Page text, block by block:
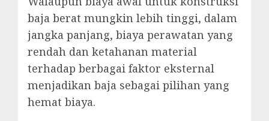
baja berat mungkin lebih tinggi, dalam
jangka panjang, biaya perawatan yang
rendah dan ketahanan material
terhadap berbagai faktor eksternal
menjadikan baja sebagai pilihan yang
hemat biaya.